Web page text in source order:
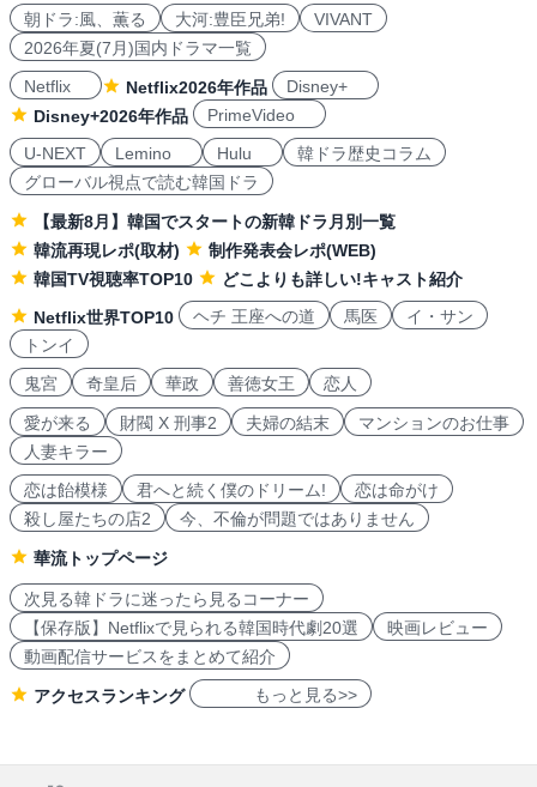
朝ドラ:風、薫る 大河:豊臣兄弟!
VIVANT
2026年夏(7月)国内ドラマ一覧
Netflix
Netflix2026年作品
Disney+
Disney+2026年作品
PrimeVideo
U-NEXT
Lemino Hulu
韓ドラ歴史コラム
グローバル視点で読む韓国ドラ
【最新8月】韓国でスタートの新韓ドラ月別一覧
韓流再現レポ(取材)
制作発表会レポ(WEB)
韓国TV視聴率TOP10
どこよりも詳しい!キャスト紹介
Netflix世界TOP10
ヘチ 王座への道 馬医
イ・サン
トンイ
鬼宮
奇皇后 華政 善徳女王 恋人
愛が来る 財閥 X 刑事2 夫婦の結末
マンションのお仕事
人妻キラー
恋は飴模様
君へと続く僕のドリーム!
恋は命がけ
殺し屋たちの店2
今、不倫が問題ではありません
華流トップページ
次見る韓ドラに迷ったら見るコーナー
【保存版】Netflixで見られる韓国時代劇20選
映画レビュー
動画配信サービスをまとめて紹介
アクセスランキング もっと見る>>